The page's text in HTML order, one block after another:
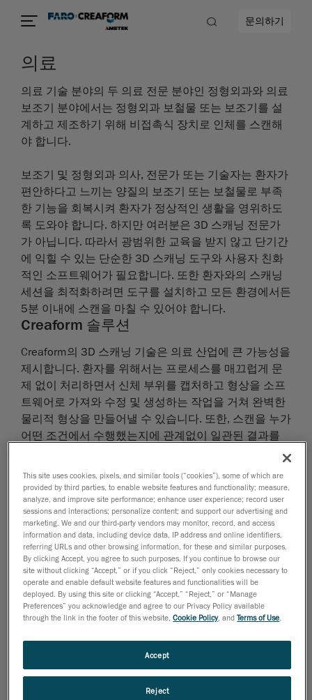
문의하기
의료
의료 기술 분야의 두 의료 전문 분야인 정형외과와 의료
보조기 분야에서는 정형외과 보철물 또는 보조기를 설
계하고 제조하기 위해 비접촉식 장치로 인체를 스캔해
야 합니다.
보조기 및 정형외과 의사, 전문가 또는 기술자는 환자가
편안하다고 느끼는 양질의 보조기 또는 보철물로 부족
한 기능을 회복시켜 환자가 정상적인 생활을 영위하도
록 도와야 합니다. 하지만 여러분은 3D 스캐닝 전문가
가 아닙니다. 따라서 광범위한 교육을 받지 않고 단기간
에 익힐 수 있는 단순한 3D 스캐닝 도구와 사용자 친화
적인 소프트웨어가 필요합니다. 또한 환자와의 스캐닝
세션을 최적화하려면 도구를 설치하고 모든 환경에서든
5분 이내에 스캔을 마칠 수 있어야 합니다.
Creaform 솔루션
Creaform의 3D 스캐닝 기술은 의료 산업에 큰 가능성을
제시합니다. 환자를 위해서는 프로세스를 매끄럽게 문
제 없이 처리하면서 신체 부위를 캡처하고 형상을 소프
트웨어로 가져와 수정 및 생성하는 작업을 거쳐 완벽한
물리적 형상을 만들어낼 수 있습니다. 또한, 스캔을 누가
어떤 조건에서 수행했는지에 관계없이 일관된 결과를
인체 3D 측정을 위한 안전하고 직관적이며 활용도 높
은, 그리고 빠르게 설정할 수 있는 3D 스캐닝 장치를 사
용하면 신체의 복잡하고 유기적인 형태를 보다 쉽게 포
착할 수 있습니다.
안전:백색광 기술 사용으로 정확하고 일관되며 안정
적인 것은 물론 스캐닝 세션이 심지어 아기의 눈에도
안전합니다.
움직임 허용:첨단 광학 기술의 도움으로 환자가 어
따라서 아기가 움직이는 경우에도 두개골을 스캔하
거나 환자가 숨을 쉬는 동안에도 스캔할 수 있습니다.
3D 스캐너는 첨단 레이저 기
This site uses cookies, pixels, and similar tools (“cookies”), some of which are
provided by third parties, to enable website features and functionality; measure,
analyze, and improve site performance; enhance user experience; record user
sessions and interactions; personalize content; and support our advertising and
marketing. We and our third-party vendors may monitor, record, and access
information and data, including device data, IP address and online identifiers,
referring URLs and other browsing information, for these and similar purposes.
By clicking Accept, you agree to such purposes. If you continue to browse our
site without clicking “Accept,” or if you click “Reject,” only cookies necessary to
operate and enable default website features and functionalities will be
deployed. By using this site or clicking “Accept,” “Reject,” or “Manage
Preferences” you acknowledge and agree to our Privacy Policy available
through the link in the footer of this website,Cookie Policy, andTerms of Use
Reject
Accept